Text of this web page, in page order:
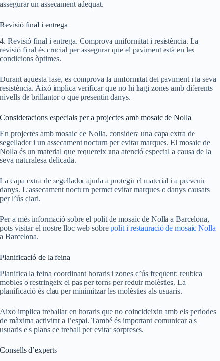
assegurar un assecament adequat.
Revisió final i entrega
4. Revisió final i entrega. Comprova uniformitat i resistència. La
revisió final és crucial per assegurar que el paviment està en les
condicions òptimes.
Durant aquesta fase, es comprova la uniformitat del paviment i la seva
resistència. Això implica verificar que no hi hagi zones amb diferents
nivells de brillantor o que presentin danys.
Consideracions especials per a projectes amb mosaic de Nolla
En projectes amb mosaic de Nolla, considera una capa extra de
segellador i un assecament nocturn per evitar marques. El mosaic de
Nolla és un material que requereix una atenció especial a causa de la
seva naturalesa delicada.
La capa extra de segellador ajuda a protegir el material i a prevenir
danys. L’assecament nocturn permet evitar marques o danys causats
per l’ús diari.
Per a més informació sobre el polit de mosaic de Nolla a Barcelona,
pots visitar el nostre lloc web sobre polit i restauració de mosaic Nolla
a Barcelona.
Planificació de la feina
Planifica la feina coordinant horaris i zones d’ús freqüent: reubica
mobles o restringeix el pas per torns per reduir molèsties. La
planificació és clau per minimitzar les molèsties als usuaris.
Això implica treballar en horaris que no coincideixin amb els períodes
de màxima activitat a l’espai. També és important comunicar als
usuaris els plans de treball per evitar sorpreses.
Consells d’experts